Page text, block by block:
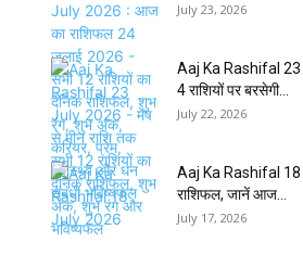
July 23, 2026
Aaj Ka Rashifal
4 राशियों पर बरसेगी...
July 22, 2026
Aaj Ka Rashifal
राशिफल, जानें आज...
July 17, 2026